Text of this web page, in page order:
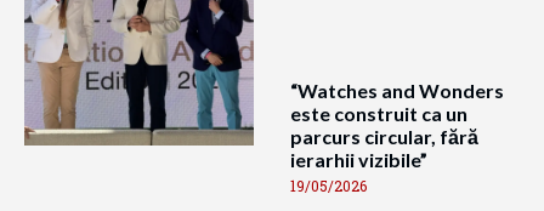
“Watches and Wonders
este construit ca un
parcurs circular, fără
ierarhii vizibile”
19/05/2026